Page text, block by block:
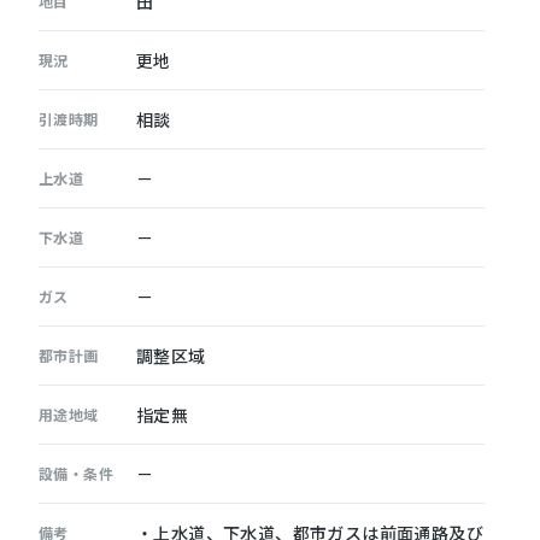
現況 更地
引渡時期 相談
上水道 －
下水道 －
ガス －
都市計画 調整区域
用途地域 指定無
設備・条件 －
備考 ・上水道、下水道、都市ガスは前面通路及び